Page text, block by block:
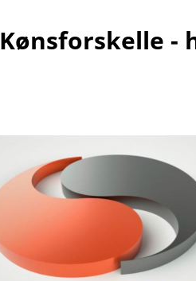
Kønsforskelle -